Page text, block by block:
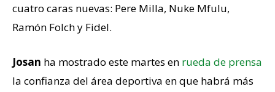
cuatro caras nuevas: Pere Milla, Nuke Mfulu,
Ramón Folch y Fidel.
Josan ha mostrado este martes en rueda de prensa
la confianza del área deportiva en que habrá más